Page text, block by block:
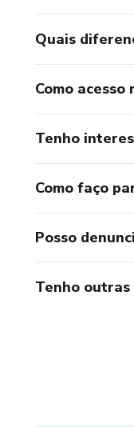
Quais
Como
Tenho
Como faço
Posso
Tenho outras